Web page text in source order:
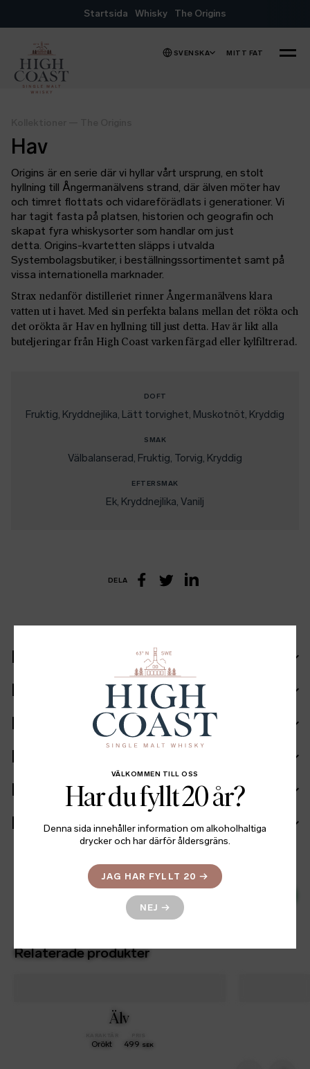
Hoppa till innehåll
SVENSKA MITT FAT MENY
Startsida Whisky The Origins
Hav
Origins är en serie där vi hyllar vårt ursprung, en stolt
hyllning till Ångermanälvens strand, där älven möter hav
och timret flottats och vidareförädlats i generationer. Vi
har tagit fasta på platsen, historien och geografin och
skapat fyra whiskysorter som handlar om just
detta. Origins-kvartetten släpps i utvalda
Systembolagsbutiker, i beställningssortimentet samt på
vissa internationella marknader.
Strax nedanför distilleriet rinner Ångermanälvens klara
vatten ut i havet. Med sin perfekta balans mellan det rökta och
det orökta är Hav en hyllning till just detta. Hav är likt alla
buteljeringar från High Coast varken färgad eller kylfiltrerad.
DOFT
Fruktig Kryddnejlika Lätt torvighet Muskotnöt Kryddig
SMAK
Välbalanserad Fruktig Torvig Kryddig
EFTERSMAK
Ek Kryddnejlika Vanilj
DELA
Facebook
TwitterLinkedIn
Recept
Ingående fat
Ingredienser
Fakta
Batch info
Mer information
LÄNK TILL SYSTEMBOLAGET
Relaterade produkter
Älv
Orökt 499 SEK
VÄLKOMMEN TILL OSS
Har du fyllt 20 år?
Denna sida innehåller information om alkoholhaltiga
drycker och har därför åldersgräns.
JAG HAR FYLLT 20 →
NEJ →